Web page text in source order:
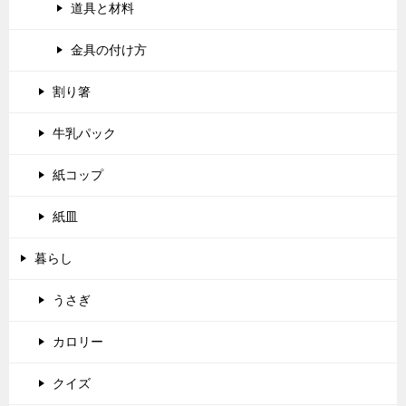
道具と材料
金具の付け方
割り箸
牛乳パック
紙コップ
紙皿
暮らし
うさぎ
カロリー
クイズ